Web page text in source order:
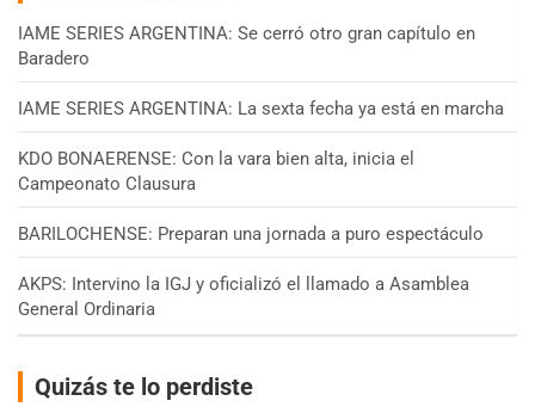
IAME SERIES ARGENTINA: Se cerró otro gran capítulo en
Baradero
IAME SERIES ARGENTINA: La sexta fecha ya está en marcha
KDO BONAERENSE: Con la vara bien alta, inicia el
Campeonato Clausura
BARILOCHENSE: Preparan una jornada a puro espectáculo
AKPS: Intervino la IGJ y oficializó el llamado a Asamblea
General Ordinaria
Quizás te lo perdiste